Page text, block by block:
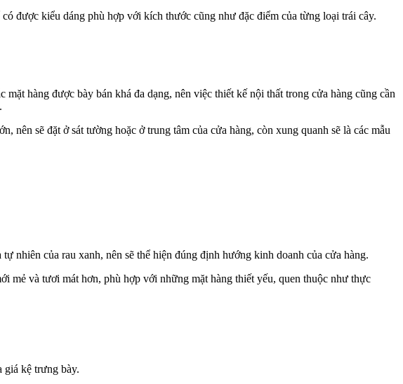
được kiểu dáng phù hợp với kích thước cũng như đặc điểm của từng loại trái cây.
hàng được bày bán khá đa dạng, nên việc thiết kế nội thất trong cửa hàng cũng cần
nên sẽ đặt ở sát tường hoặc ở trung tâm của cửa hàng, còn xung quanh sẽ là các mẫu
nhiên của rau xanh, nên sẽ thể hiện đúng định hướng kinh doanh của cửa hàng.
mẻ và tươi mát hơn, phù hợp với những mặt hàng thiết yếu, quen thuộc như thực
giá kệ trưng bày.